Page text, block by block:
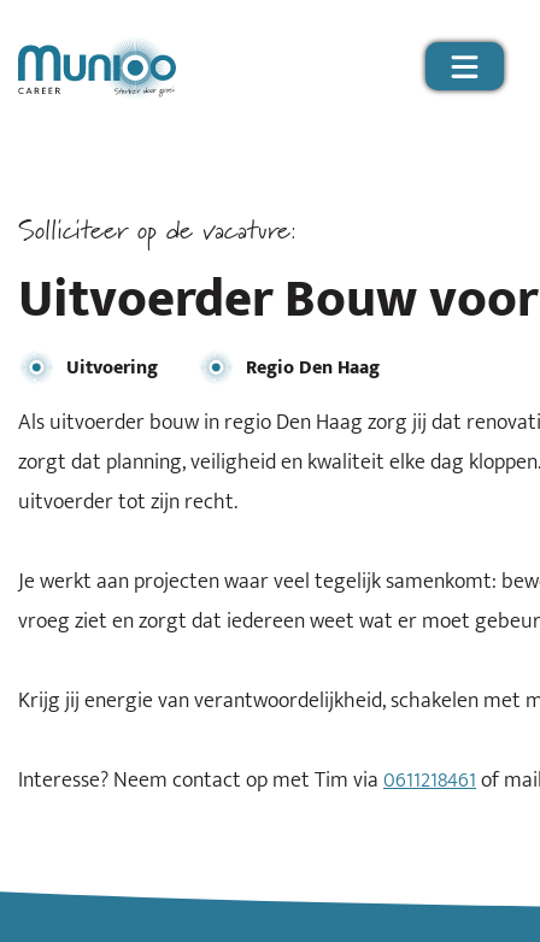
Solliciteer op de vacature:
Uitvoerder Bouw
Uitvoering Regio Den Haag
Als uitvoerder bouw in regio Den Haag zorg jij dat
zorgt dat planning, veiligheid en kwaliteit elke dag
uitvoerder tot zijn recht.
Je werkt aan projecten waar veel tegelijk samenkomt:
vroeg ziet en zorgt dat iedereen weet wat er moet
Krijg jij energie van verantwoordelijkheid, schakelen met
Interesse? Neem contact op met Tim via0611218461of